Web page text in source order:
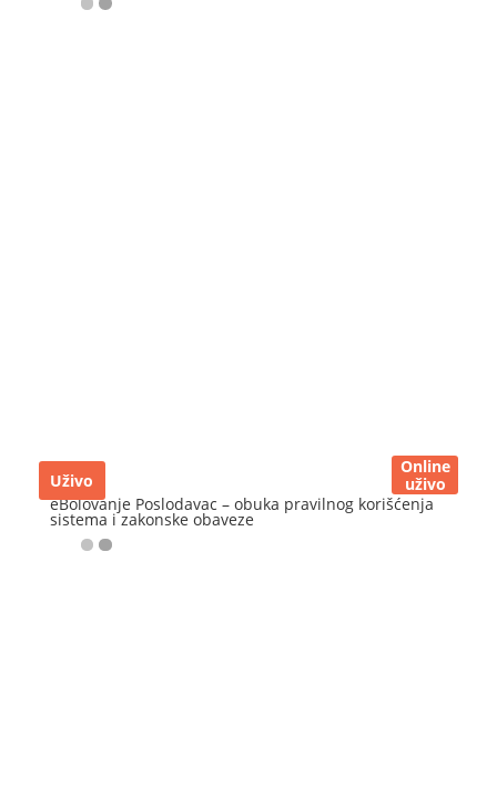
Uživo
Online
uživo
eBolovanje Poslodavac – obuka pravilnog korišćenja
sistema i zakonske obaveze